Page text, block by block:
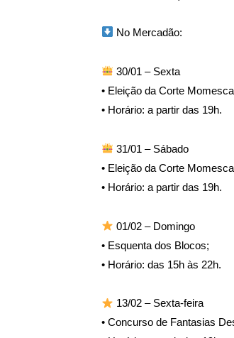
No Mercadão:
30/01 – Sexta
• Eleição da Corte
• Horário: a partir das 19h.
31/01 – Sábado
• Eleição da Corte
• Horário: a partir das 19h.
01/02 – Domingo
• Esquenta dos Blocos;
• Horário: das 15h às 22h.
13/02 – Sexta-feira
• Concurso de Fantasias